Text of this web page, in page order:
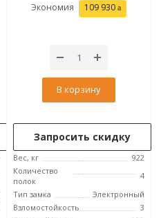
Экономия 109 930
В корзину
Запросить скидку
Вес, кг
922
Количество
полок
4
Тип замка
Электронный
Взломостойкость
3